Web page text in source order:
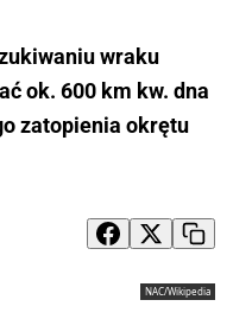
wraku
ok. 600 km kw. dna
zatopienia okrętu
NAC/Wikipedia